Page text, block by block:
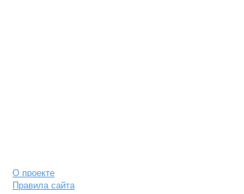
О проекте
Правила сайта